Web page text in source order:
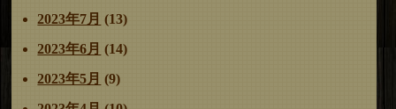
2023年7月 (13)
2023年6月 (14)
2023年5月 (9)